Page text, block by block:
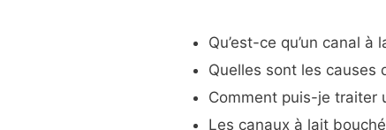
Qu’est-ce qu’un canal à
Quelles sont les causes
Comment puis-je traiter
Les canaux à lait